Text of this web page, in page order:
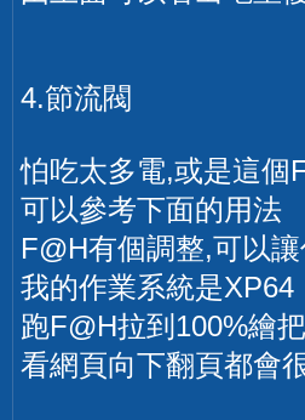
4.節流閥
怕吃太多電,或是這個
可以參考下面的用法
F@H有個調整,可以
我的作業系統是XP64
跑F@H拉到100%繪
看網頁向下翻頁都會